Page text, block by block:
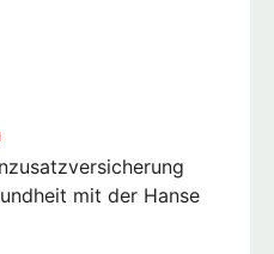
mit der Hanse